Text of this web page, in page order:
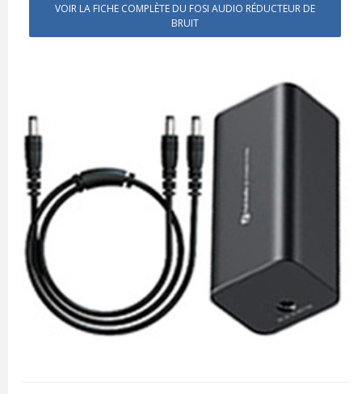
VOIR LA FICHE COMPLÈTE DU FOSI AUDIO RÉDUCTEUR DE
BRUIT